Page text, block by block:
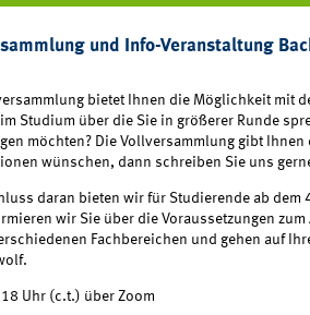
und Info-Veranstaltung
bietet Ihnen die Möglichkeit mit
Studium über die Sie in größerer Runde
möchten? Die Vollversammlung gibt
wünschen, dann schreiben Sie uns
daran bieten wir für Studierende ab dem
wir Sie über die Voraussetzungen
Fachbereichen und gehen auf
Uhr (c.t.) über Zoom